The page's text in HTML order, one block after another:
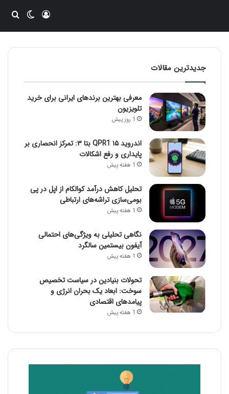
ورودتغییر
جدیدترین مقالات
معرفی بهترین برندهای ایرانی برای خرید
تلویزیون
1 روز پیش
اندروید ۱۵ QPR1 بتا ۳: تمرکز انحصاری بر
پایداری و رفع اشکالات
1 هفته پیش
تحلیل کاهش درآمد کوالکام از اپل در پی
بومی‌سازی تراشه‌های ارتباطی
1 هفته پیش
نگاهی تحلیلی به ویژگی‌های احتمالی
آیفون بیستمین سالگرد
1 هفته پیش
تحولات بنیادین در سیاست تخصیص
سوخت: ابعاد یک بحران انرژی و
پیامدهای اقتصادی
1 هفته پیش